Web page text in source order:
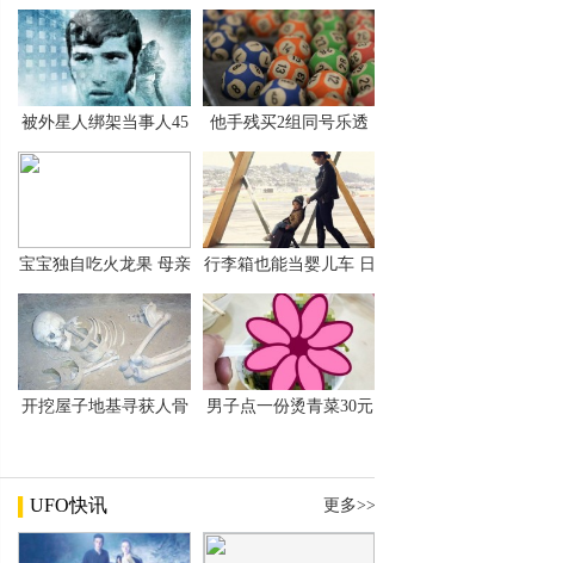
被外星人绑架当事人45
他手残买2组同号乐透
万
宝宝独自吃火龙果 母亲
行李箱也能当婴儿车 日
开挖屋子地基寻获人骨
男子点一份烫青菜30元
UFO快讯 更多>>